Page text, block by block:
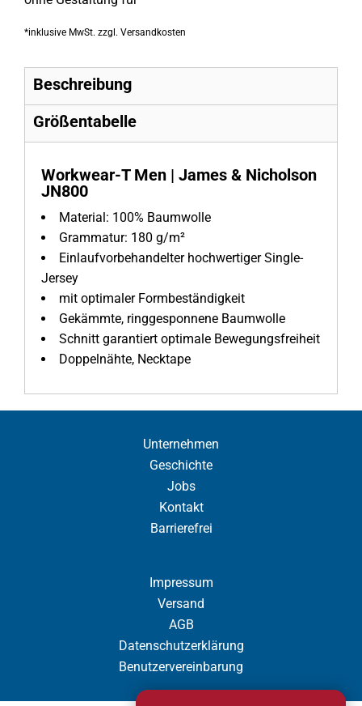
*inklusive MwSt. zzgl. Versandkosten
Beschreibung
Größentabelle
Workwear-T Men | James & Nicholson
JN800
Material: 100% Baumwolle
Grammatur: 180 g/m²
Einlaufvorbehandelter hochwertiger Single-
Jersey
mit optimaler Formbeständigkeit
Gekämmte, ringgesponnene Baumwolle
Schnitt garantiert optimale Bewegungsfreiheit
Doppelnähte, Necktape
Unternehmen
Geschichte
Jobs
Kontakt
Barrierefrei
Impressum
Versand
AGB
Datenschutzerklärung
Benutzervereinbarung